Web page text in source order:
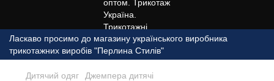
Ласкаво просимо до магазину українського виробника
трикотажних виробів "Перлина Стилів"
Дитячий одяг Джемпера дитячі